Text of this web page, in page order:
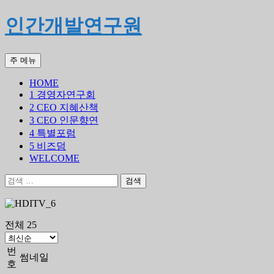
인간개발연구원
검
색
주 메뉴 컨
츠
로
건
너
뛰
기
HOME
1 경영자연구회
2 CEO 지혜산책
3 CEO 인문향연
4 특별포럼
5 비즈덤
WELCOME
검
어:
전체 25
번
호
썸네일